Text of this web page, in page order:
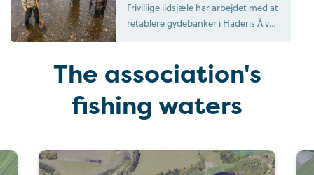
Frivillige ildsjæle har arbejdet med at
retablere gydebanker i Haderis Å ved
The association's
fishing waters